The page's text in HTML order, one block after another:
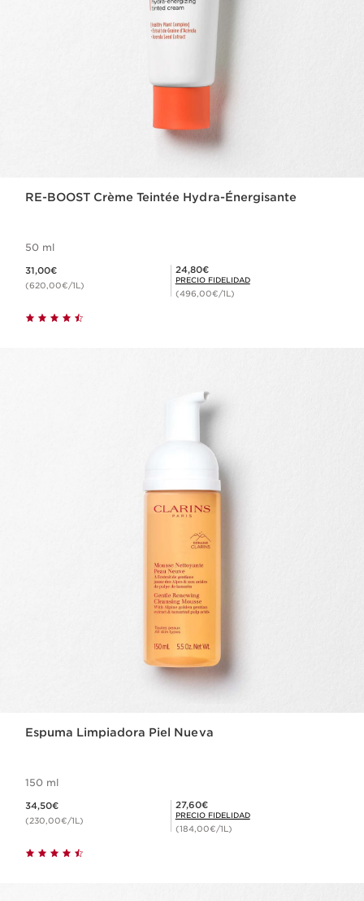
RE-BOOST Crème Teintée Hydra-Énergisante
50 ml
31,00€
(620,00€/1L)
Precio Fidelidad 24,80€
24,80€
PRECIO FIDELIDAD
(496,00€/1L)
Espuma Limpiadora Piel Nueva
150 ml
34,50€
(230,00€/1L)
Precio Fidelidad 27,60€
27,60€
PRECIO FIDELIDAD
(184,00€/1L)